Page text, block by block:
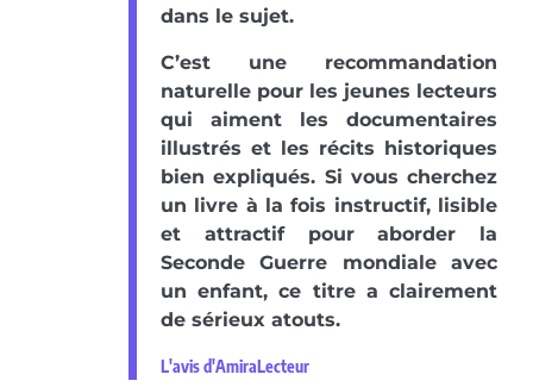
dans le sujet.
C’est une recommandation
naturelle pour les jeunes lecteurs
qui aiment les documentaires
illustrés et les récits historiques
bien expliqués. Si vous cherchez
un livre à la fois instructif, lisible
et attractif pour aborder la
Seconde Guerre mondiale avec
un enfant, ce titre a clairement
de sérieux atouts.
L'avis d'AmiraLecteur